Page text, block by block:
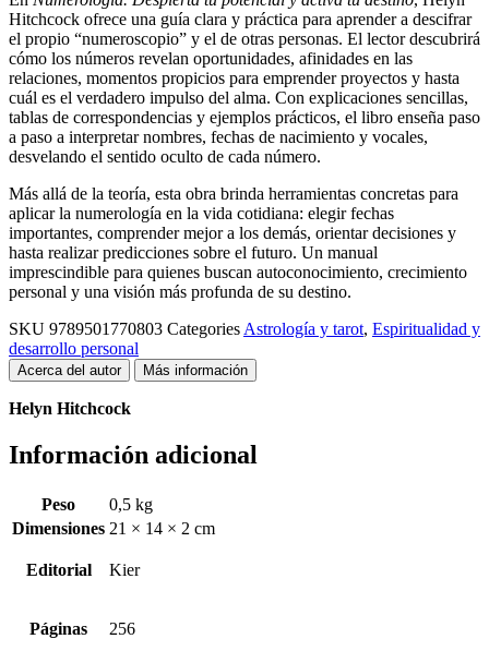
Hitchcock ofrece una guía clara y práctica para aprender a descifrar
el propio “numeroscopio” y el de otras personas. El lector descubrirá
cómo los números revelan oportunidades, afinidades en las
relaciones, momentos propicios para emprender proyectos y hasta
cuál es el verdadero impulso del alma. Con explicaciones sencillas,
tablas de correspondencias y ejemplos prácticos, el libro enseña paso
a paso a interpretar nombres, fechas de nacimiento y vocales,
desvelando el sentido oculto de cada número.
Más allá de la teoría, esta obra brinda herramientas concretas para
aplicar la numerología en la vida cotidiana: elegir fechas
importantes, comprender mejor a los demás, orientar decisiones y
hasta realizar predicciones sobre el futuro. Un manual
imprescindible para quienes buscan autoconocimiento, crecimiento
personal y una visión más profunda de su destino.
SKU 9789501770803 Categories Astrología y tarot, Espiritualidad y
desarrollo personal
Acerca del autor Más información
Helyn Hitchcock
Información adicional
Peso
0,5 kg
Dimensiones 21 × 14 × 2 cm
Editorial Kier
Páginas 256